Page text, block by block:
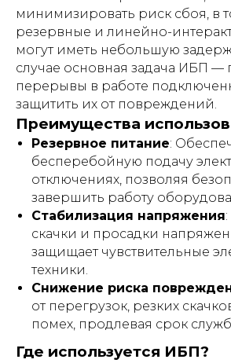
минимизировать риск сбоя, в
резервные и линейно-
могут иметь небольшую
случае основная задача ИБП —
перерывы в работе
защитить их от повреждений.
Преимущества
Резервное питание:
бесперебойную подачу
отключениях, позволяя
завершить работу
Стабилизация напряжения
скачки и просадки
защищает чувствительные
техники.
Снижение риска
от перегрузок, резких
помех, продлевая срок
Где используется ИБП?